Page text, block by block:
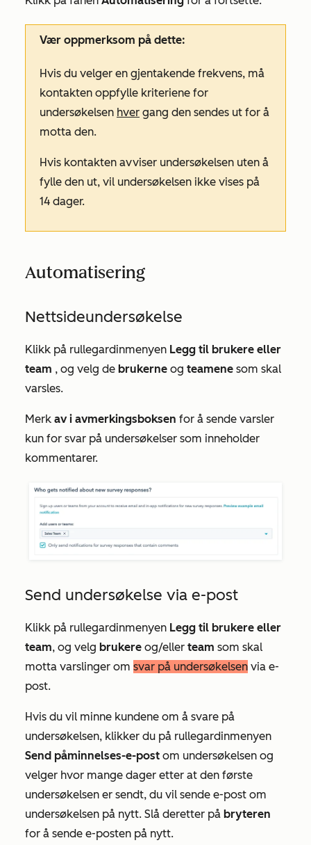
Vær oppmerksom på dette:
Hvis du velger en gjentakende frekvens, må
kontakten oppfylle kriteriene for
undersøkelsen hver gang den sendes ut for å
motta den.
Hvis kontakten avviser undersøkelsen uten å
fylle den ut, vil undersøkelsen ikke vises på
14 dager.
Automatisering
Nettsideundersøkelse
Klikk på rullegardinmenyen Legg til brukere eller
team , og velg de brukerne og teamene som skal
varsles.
Merk av i avmerkingsboksen for å sende varsler
kun for svar på undersøkelser som inneholder
kommentarer.
Send undersøkelse via e-post
Klikk på rullegardinmenyen Legg til brukere eller
team, og velg brukere og/eller team som skal
motta varslinger om svar på undersøkelsen via e-
post.
Hvis du vil minne kundene om å svare på
undersøkelsen, klikker du på rullegardinmenyen
Send påminnelses-e-post om undersøkelsen og
velger hvor mange dager etter at den første
undersøkelsen er sendt, du vil sende e-post om
undersøkelsen på nytt. Slå deretter på bryteren
for å sende e-posten på nytt.